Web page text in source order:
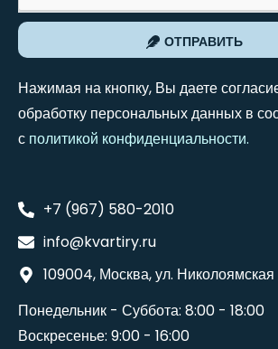
ОТПРАВИТЬ
Нажимая на кнопку, Вы даете
обработку персональных данных в
с политикой конфиденциальности.
+7 (967) 580-2010
info@kvartiry.ru
109004, Москва, ул. Николоямская
Понедельник - Суббота: 8:00 - 18:00
Воскресенье: 9:00 - 16:00